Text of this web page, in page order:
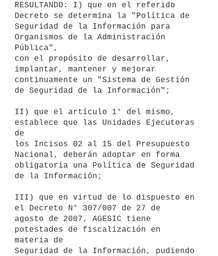
RESULTANDO: I) que en el referido
Decreto se determina la "Política de
Seguridad de la Información para
Organismos de la Administración
Pública",
con el propósito de desarrollar,
implantar, mantener y mejorar
continuamente un "Sistema de Gestión
de Seguridad de la Información";
II) que el artículo 1° del mismo,
establece que las Unidades Ejecutoras
de
los Incisos 02 al 15 del Presupuesto
Nacional, deberán adoptar en forma
obligatoria una Política de Seguridad
de la Información;
III) que en virtud de lo dispuesto en
el Decreto N° 307/007 de 27 de
agosto de 2007, AGESIC tiene
potestades de fiscalización en
materia de
Seguridad de la Información, pudiendo